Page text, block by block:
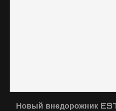
Новый внедорожник